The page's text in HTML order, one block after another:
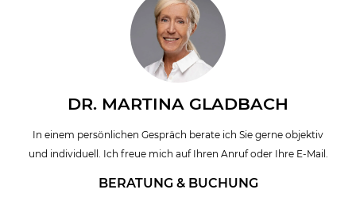
DR. MARTINA GLADBACH
In einem persönlichen Gespräch berate ich Sie gerne objektiv
und individuell. Ich freue mich auf Ihren Anruf oder Ihre E-Mail.
BERATUNG & BUCHUNG